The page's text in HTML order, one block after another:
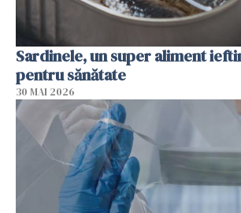
Sardinele, un super aliment
pentru sănătate
30 MAI 2026